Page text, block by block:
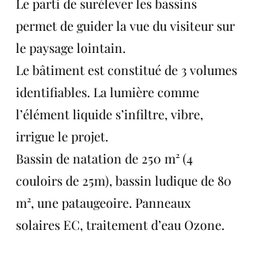
Le parti de surélever les bassins
permet de guider la vue du visiteur sur
le paysage lointain.
Le bâtiment est constitué de 3 volumes
identifiables. La lumière comme
l’élément liquide s’infiltre, vibre,
irrigue le projet.
Bassin de natation de 250 m² (4
couloirs de 25m), bassin ludique de 80
m², une pataugeoire. Panneaux
solaires EC, traitement d’eau Ozone.